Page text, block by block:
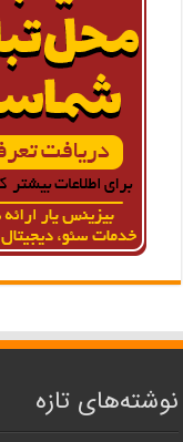
نوشته‌های تازه